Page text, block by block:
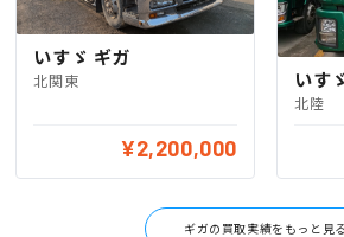
いすゞ ギガ
北関東
¥2,200,000
いす
北陸
ギガの買取実績をもっと見る